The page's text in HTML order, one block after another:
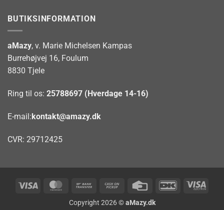
BUTIKSINFORMATION
aMazy, v. Marie Michelsen Kampas
Burrehøjvej 16, Foulum
8830 Tjele
Ring til os: 25788697 (Hverdage 14-16)
E-mail:kontakt@amazy.dk
CVR: 29712425
Visa MasterCardBank
Cash
Pickup
Credit
DanKort Visa
Copyright 2026 ©aMazy.dk